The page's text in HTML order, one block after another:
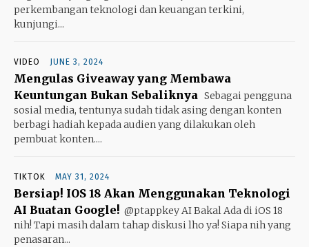
perkembangan teknologi dan keuangan terkini,
kunjungi...
VIDEO JUNE 3, 2024
Mengulas Giveaway yang Membawa
Keuntungan Bukan Sebaliknya Sebagai pengguna
sosial media, tentunya sudah tidak asing dengan konten
berbagi hadiah kepada audien yang dilakukan oleh
pembuat konten....
TIKTOK MAY 31, 2024
Bersiap! IOS 18 Akan Menggunakan Teknologi
AI Buatan Google! @ptappkey AI Bakal Ada di iOS 18
nih! Tapi masih dalam tahap diskusi lho ya! Siapa nih yang
penasaran...